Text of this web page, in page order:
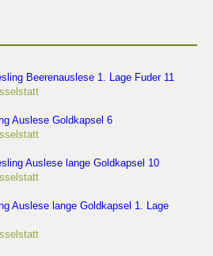
Beerenauslese 1. Lage Fuder 11
Auslese Goldkapsel 6
Auslese lange Goldkapsel 10
Auslese lange Goldkapsel 1. Lage